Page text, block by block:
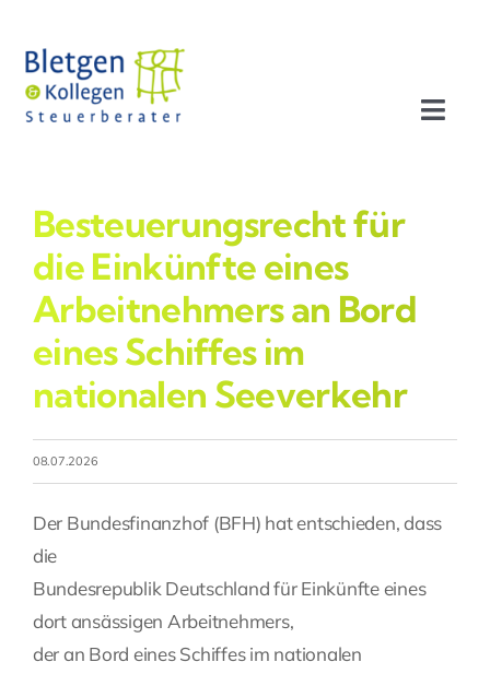
Inhalt
springen
Profil
Leistungen
Team
Stellenangebote
Fragen Sie Ihre Kanzlei
Besteuerungsrecht für
die Einkünfte eines
Arbeitnehmers an Bord
eines Schiffes im
nationalen Seeverkehr
08.07.2026
Der Bundesfinanzhof (BFH) hat entschieden, dass
die
Bundesrepublik Deutschland für Einkünfte eines
dort ansässigen Arbeitnehmers,
der an Bord eines Schiffes im nationalen